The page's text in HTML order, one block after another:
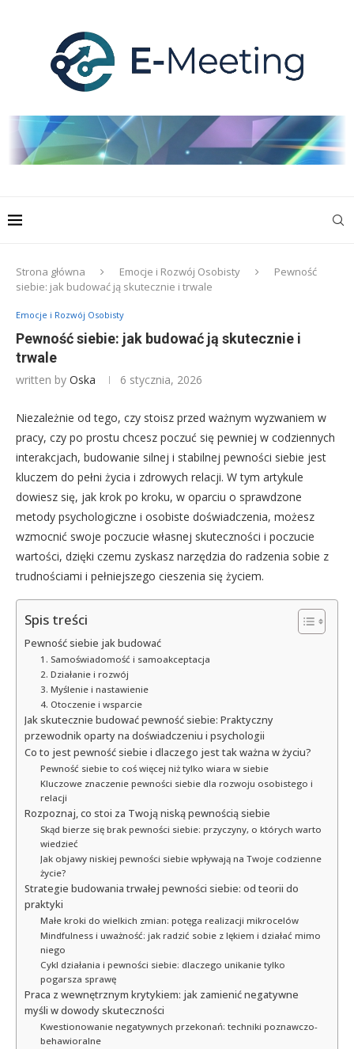
Strona główna Emocje i Rozwój Osobisty
Pewność
siebie: jak budować ją skutecznie i trwale
Emocje i Rozwój Osobisty
Pewność siebie: jak budować ją skutecznie i
trwale
written by Oska 6 stycznia, 2026
Niezależnie od tego, czy stoisz przed ważnym wyzwaniem w
pracy, czy po prostu chcesz poczuć się pewniej w codziennych
interakcjach, budowanie silnej i stabilnej pewności siebie jest
kluczem do pełni życia i zdrowych relacji. W tym artykule
dowiesz się, jak krok po kroku, w oparciu o sprawdzone
metody psychologiczne i osobiste doświadczenia, możesz
wzmocnić swoje poczucie własnej skuteczności i poczucie
wartości, dzięki czemu zyskasz narzędzia do radzenia sobie z
trudnościami i pełniejszego cieszenia się życiem.
Spis treści
Pewność siebie jak budować
1. Samoświadomość i samoakceptacja
2. Działanie i rozwój
3. Myślenie i nastawienie
4. Otoczenie i wsparcie
Jak skutecznie budować pewność siebie: Praktyczny
przewodnik oparty na doświadczeniu i psychologii
Co to jest pewność siebie i dlaczego jest tak ważna w życiu?
Pewność siebie to coś więcej niż tylko wiara w siebie
Kluczowe znaczenie pewności siebie dla rozwoju osobistego i
relacji
Rozpoznaj, co stoi za Twoją niską pewnością siebie
Skąd bierze się brak pewności siebie: przyczyny, o których warto
wiedzieć
Jak objawy niskiej pewności siebie wpływają na Twoje codzienne
życie?
Strategie budowania trwałej pewności siebie: od teorii do
praktyki
Małe kroki do wielkich zmian: potęga realizacji mikrocelów
Mindfulness i uważność: jak radzić sobie z lękiem i działać mimo
niego
Cykl działania i pewności siebie: dlaczego unikanie tylko
pogarsza sprawę
Praca z wewnętrznym krytykiem: jak zamienić negatywne
myśli w dowody skuteczności
Kwestionowanie negatywnych przekonań: techniki poznawczo-
behawioralne